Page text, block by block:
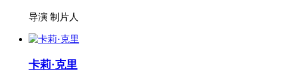
导演 制片人
卡莉·克里